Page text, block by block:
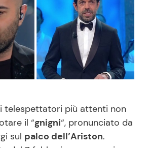
Cucina e Ricette
Dolci
Le Ricette in TV
telespettatori più attenti non
il “gnigni“, pronunciato da
sul palco dell’Ariston.